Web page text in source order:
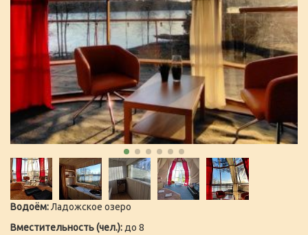
Водоём:Ладожское озеро
Вместительность (чел.): до 8